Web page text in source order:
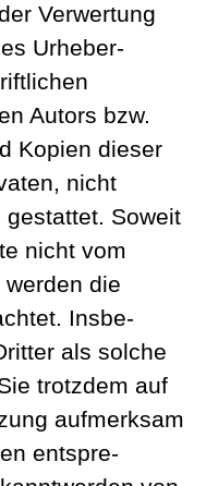
Verwertung
Urheber­
Autors bzw.
Kopien dieser
nicht
Soweit
nicht vom
die
Insbe­
als solche
trotzdem auf
aufmerksam
entspre­